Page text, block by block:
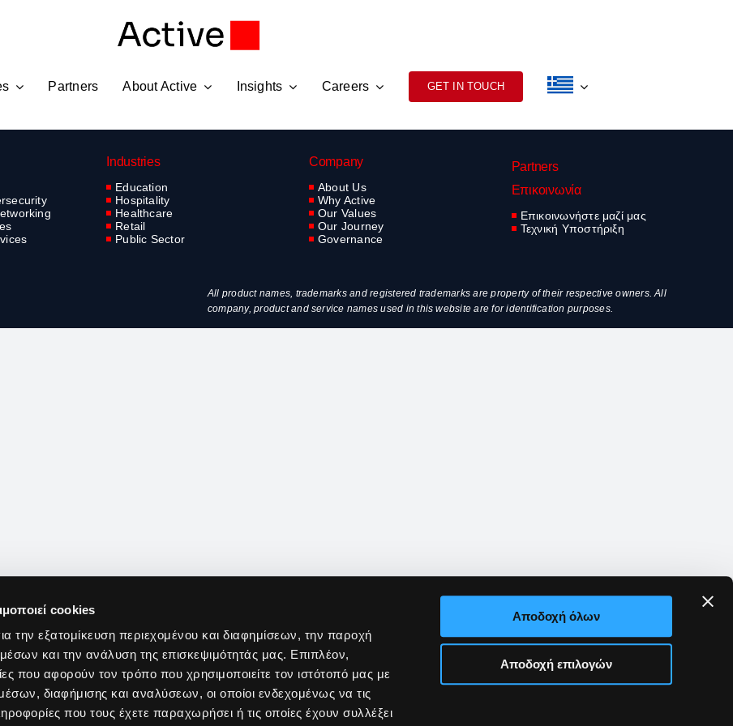
cookies
την εξατομίκευση περιεχομένου και διαφημίσεων, την παροχή
και την ανάλυση της επισκεψιμότητάς μας. Επιπλέον,
που αφορούν τον τρόπο που χρησιμοποιείτε τον ιστότοπό μας με
διαφήμισης και αναλύσεων, οι οποίοι ενδεχομένως να τις
που τους έχετε παραχωρήσει ή τις οποίες έχουν συλλέξει
Αποδοχή όλων
Αποδοχή επιλογών
Partners About Active Insights Careers GET IN TOUCH
Industries
Education
Hospitality
Healthcare
Retail
Public Sector
Company
About Us
Why Active
Our Values
Our Journey
Governance
Partners
Επικοινωνία
Επικοινωνήστε μαζί μας
Τεχνική Υποστήριξη
All product names, trademarks and registered trademarks are property of their respective owners. All
company, product and service names used in this website are for identification purposes.